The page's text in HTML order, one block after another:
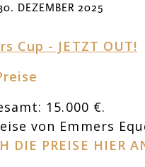
DEZEMBER 2025
Cup - JETZT OUT!
15.000 €.
von Emmers
DIE PREISE HIER